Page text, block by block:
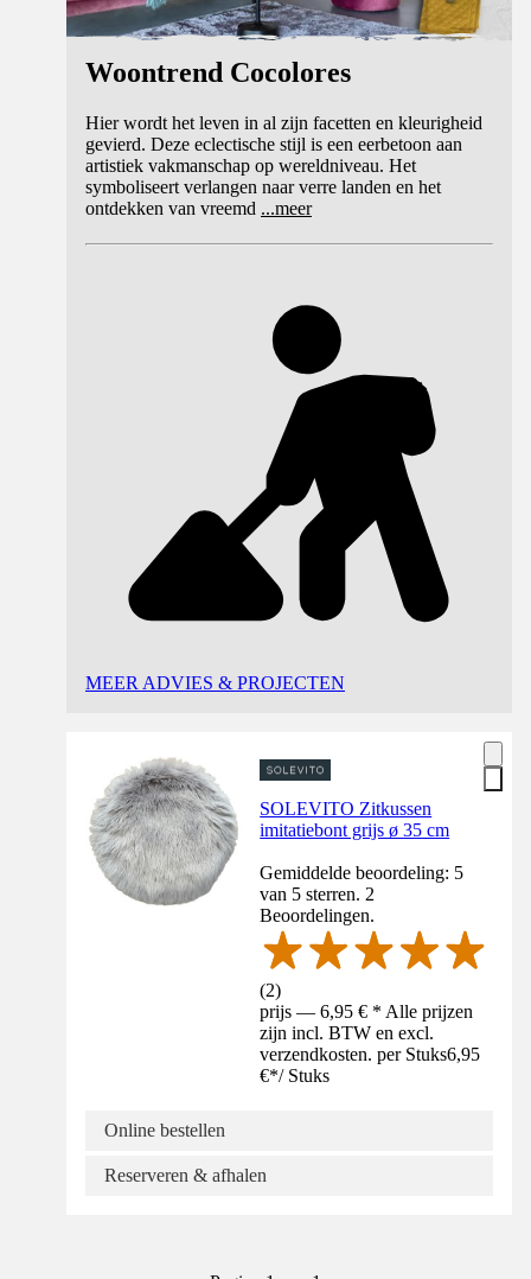
Woontrend Cocolores
Hier wordt het leven in al zijn facetten en kleurigheid
gevierd. Deze eclectische stijl is een eerbetoon aan
artistiek vakmanschap op wereldniveau. Het
symboliseert verlangen naar verre landen en het
ontdekken van vreemd ...meer
MEER ADVIES & PROJECTEN
SOLEVITO Zitkussen
imitatiebont grijs ø 35 cm
Gemiddelde beoordeling: 5
van 5 sterren. 2
Beoordelingen.
(2)
prijs — 6,95 € * Alle prijzen
zijn incl. BTW en excl.
verzendkosten. per Stuks6,95
€*/ Stuks
Online bestellen
Reserveren & afhalen